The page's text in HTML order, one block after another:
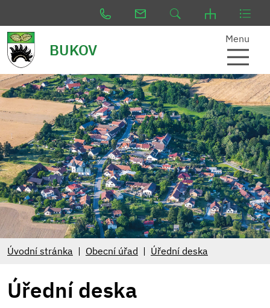
BUKOV
Menu
Úvodní stránka Obecní úřad Úřední deska
Úřední deska